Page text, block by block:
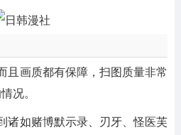
且画质都有保障，扫图质量非常
况。
诸如赌博默示录、刃牙、怪医芙